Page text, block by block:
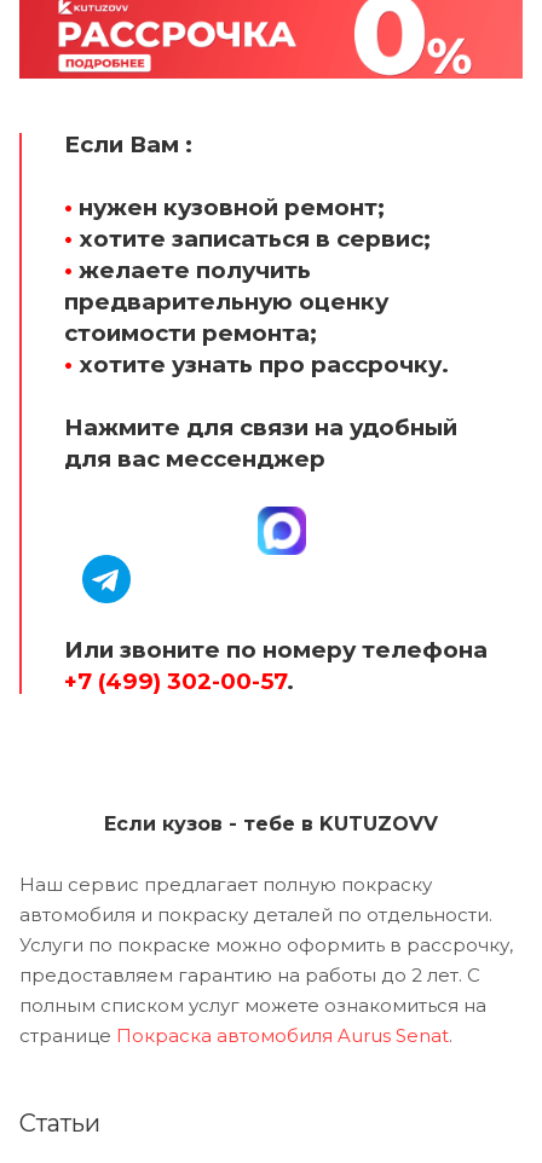
Если Вам :
• нужен кузовной ремонт;
• хотите записаться в сервис;
• желаете получить
предварительную оценку
стоимости ремонта;
• хотите узнать про рассрочку.
Нажмите для связи на удобный
для вас мессенджер
Или звоните по номеру телефона
+7 (499) 302-00-57.
Если кузов - тебе в KUTUZOVV
Наш сервис предлагает полную покраску
автомобиля и покраску деталей по отдельности.
Услуги по покраске можно оформить в рассрочку,
предоставляем гарантию на работы до 2 лет. С
полным списком услуг можете ознакомиться на
странице Покраска автомобиля Aurus Senat.
Статьи